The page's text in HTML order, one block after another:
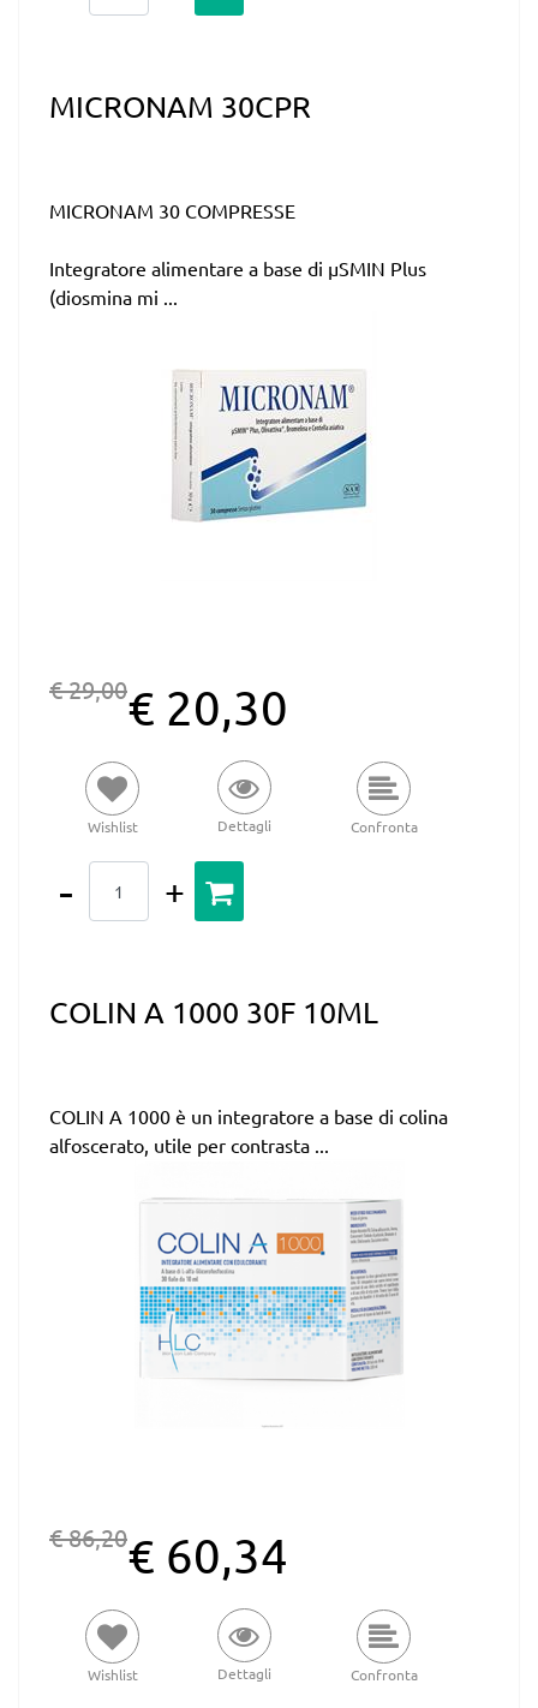
MICRONAM 30CPR
MICRONAM 30 COMPRESSE
Integratore alimentare a base di µSMIN Plus
(diosmina mi ...
€ 29,00€ 20,30
Wishlist Dettagli Confronta
COLIN A 1000 30F 10ML
COLIN A 1000 è un integratore a base di colina
alfoscerato, utile per contrasta ...
€ 86,20€ 60,34
Wishlist Dettagli Confronta